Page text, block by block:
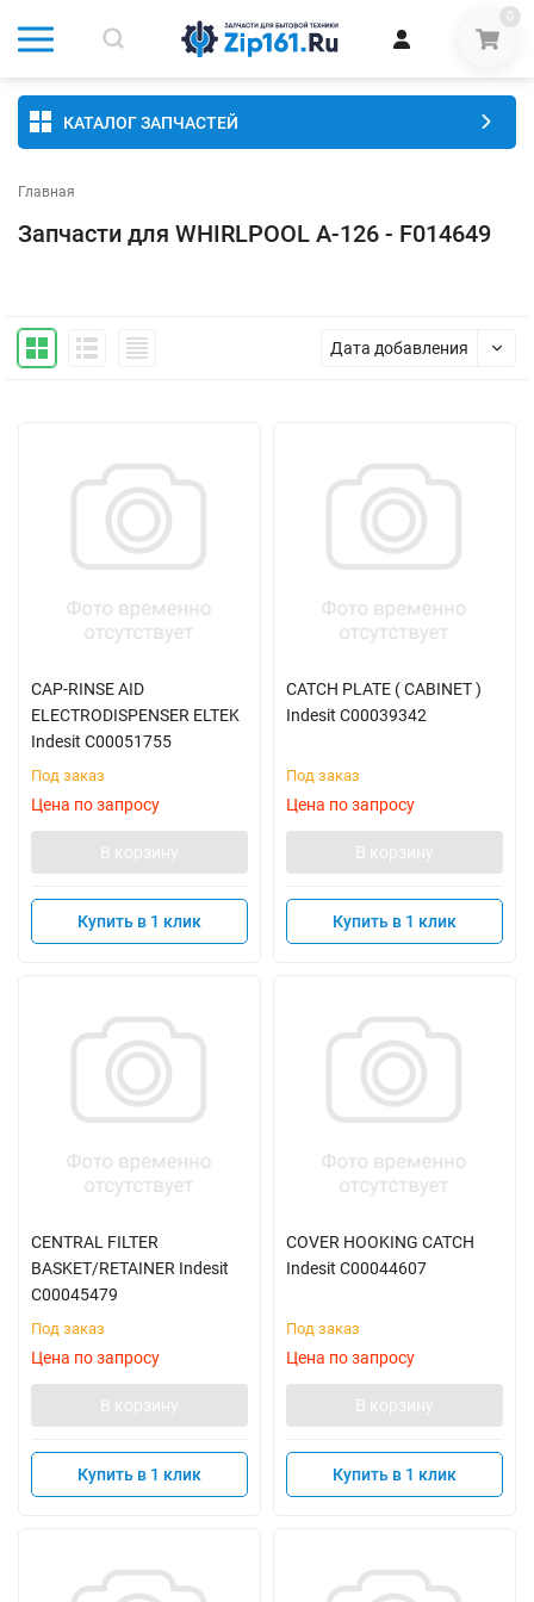
0
КАТАЛОГ ЗАПЧАСТЕЙ
Главная
Запчасти для WHIRLPOOL A-126 - F014649
Дата добавления
CAP-RINSE AID
ELECTRODISPENSER ELTEK
Indesit C00051755
Под заказ
Цена по запросу
В корзину
Купить в 1 клик
CATCH PLATE ( CABINET )
Indesit C00039342
Под заказ
Цена по запросу
В корзину
Купить в 1 клик
CENTRAL FILTER
BASKET/RETAINER Indesit
C00045479
Под заказ
Цена по запросу
В корзину
Купить в 1 клик
COVER HOOKING CATCH
Indesit C00044607
Под заказ
Цена по запросу
В корзину
Купить в 1 клик